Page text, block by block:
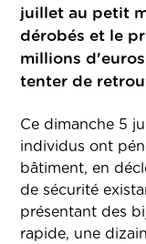
juillet au petit
dérobés et le
millions
tenter de
Ce dimanche 5
individus ont
bâtiment, en
de sécurité
présentant des
rapide, une